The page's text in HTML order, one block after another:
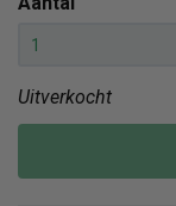
Uitverkocht